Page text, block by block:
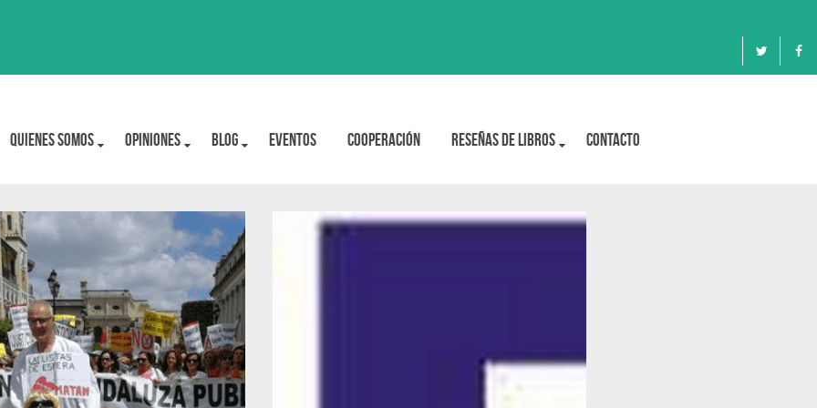
Quienes Somos OPINIONES BLOG Eventos Cooperación Reseñas de libros Contacto